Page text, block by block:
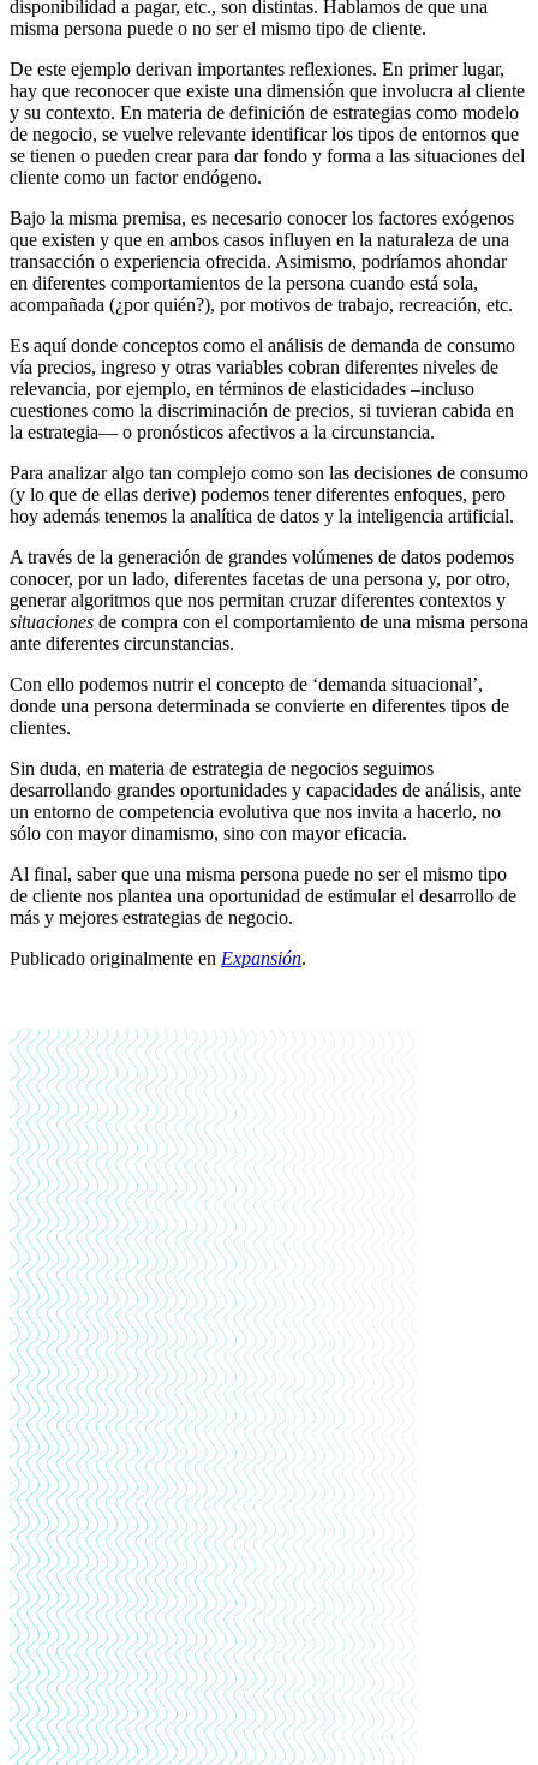
disponibilidad a pagar, etc., son distintas. Hablamos de que una
misma persona puede o no ser el mismo tipo de cliente.
De este ejemplo derivan importantes reflexiones. En primer lugar,
hay que reconocer que existe una dimensión que involucra al cliente
y su contexto. En materia de definición de estrategias como modelo
de negocio, se vuelve relevante identificar los tipos de entornos que
se tienen o pueden crear para dar fondo y forma a las situaciones del
cliente como un factor endógeno.
Bajo la misma premisa, es necesario conocer los factores exógenos
que existen y que en ambos casos influyen en la naturaleza de una
transacción o experiencia ofrecida. Asimismo, podríamos ahondar
en diferentes comportamientos de la persona cuando está sola,
acompañada (¿por quién?), por motivos de trabajo, recreación, etc.
Es aquí donde conceptos como el análisis de demanda de consumo
vía precios, ingreso y otras variables cobran diferentes niveles de
relevancia, por ejemplo, en términos de elasticidades –incluso
cuestiones como la discriminación de precios, si tuvieran cabida en
la estrategia— o pronósticos afectivos a la circunstancia.
Para analizar algo tan complejo como son las decisiones de consumo
(y lo que de ellas derive) podemos tener diferentes enfoques, pero
hoy además tenemos la analítica de datos y la inteligencia artificial.
A través de la generación de grandes volúmenes de datos podemos
conocer, por un lado, diferentes facetas de una persona y, por otro,
generar algoritmos que nos permitan cruzar diferentes contextos y
situaciones de compra con el comportamiento de una misma persona
ante diferentes circunstancias.
Con ello podemos nutrir el concepto de ‘demanda situacional’,
donde una persona determinada se convierte en diferentes tipos de
clientes.
Sin duda, en materia de estrategia de negocios seguimos
desarrollando grandes oportunidades y capacidades de análisis, ante
un entorno de competencia evolutiva que nos invita a hacerlo, no
sólo con mayor dinamismo, sino con mayor eficacia.
Al final, saber que una misma persona puede no ser el mismo tipo
de cliente nos plantea una oportunidad de estimular el desarrollo de
más y mejores estrategias de negocio.
Publicado originalmente en Expansión.